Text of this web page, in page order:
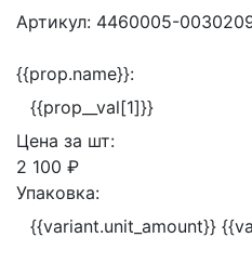
Артикул: 4460005-
{{prop.name}}:
{{prop__val[1]}}
Цена за шт:
2 100 ₽
Упаковка:
{{variant.unit_amount}}